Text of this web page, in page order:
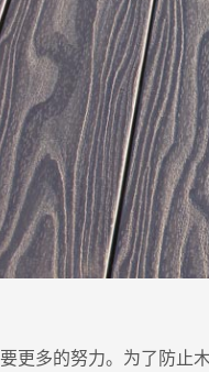
更多的努力。为了防止